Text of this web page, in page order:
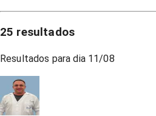
25 resultados
Resultados para dia 11/08